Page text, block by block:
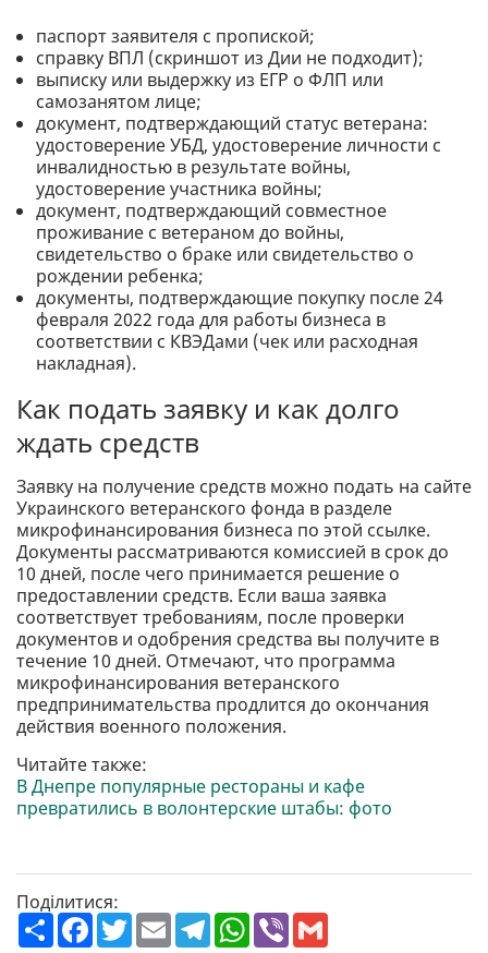
паспорт заявителя с пропиской;
справку ВПЛ (скриншот из Дии не подходит);
выписку или выдержку из ЕГР о ФЛП или
самозанятом лице;
документ, подтверждающий статус ветерана:
удостоверение УБД, удостоверение личности с
инвалидностью в результате войны,
удостоверение участника войны;
документ, подтверждающий совместное
проживание с ветераном до войны,
свидетельство о браке или свидетельство о
рождении ребенка;
документы, подтверждающие покупку после 24
февраля 2022 года для работы бизнеса в
соответствии с КВЭДами (чек или расходная
накладная).
Как подать заявку и как долго
ждать средств
Заявку на получение средств можно подать на сайте
Украинского ветеранского фонда в разделе
микрофинансирования бизнеса по этой ссылке.
Документы рассматриваются комиссией в срок до
10 дней, после чего принимается решение о
предоставлении средств. Если ваша заявка
соответствует требованиям, после проверки
документов и одобрения средства вы получите в
течение 10 дней. Отмечают, что программа
микрофинансирования ветеранского
предпринимательства продлится до окончания
действия военного положения.
Читайте также:
В Днепре популярные рестораны и кафе
превратились в волонтерские штабы: фото
Поділитися:
П
о
F
a
T
w
E
m
T
e
W
h
V